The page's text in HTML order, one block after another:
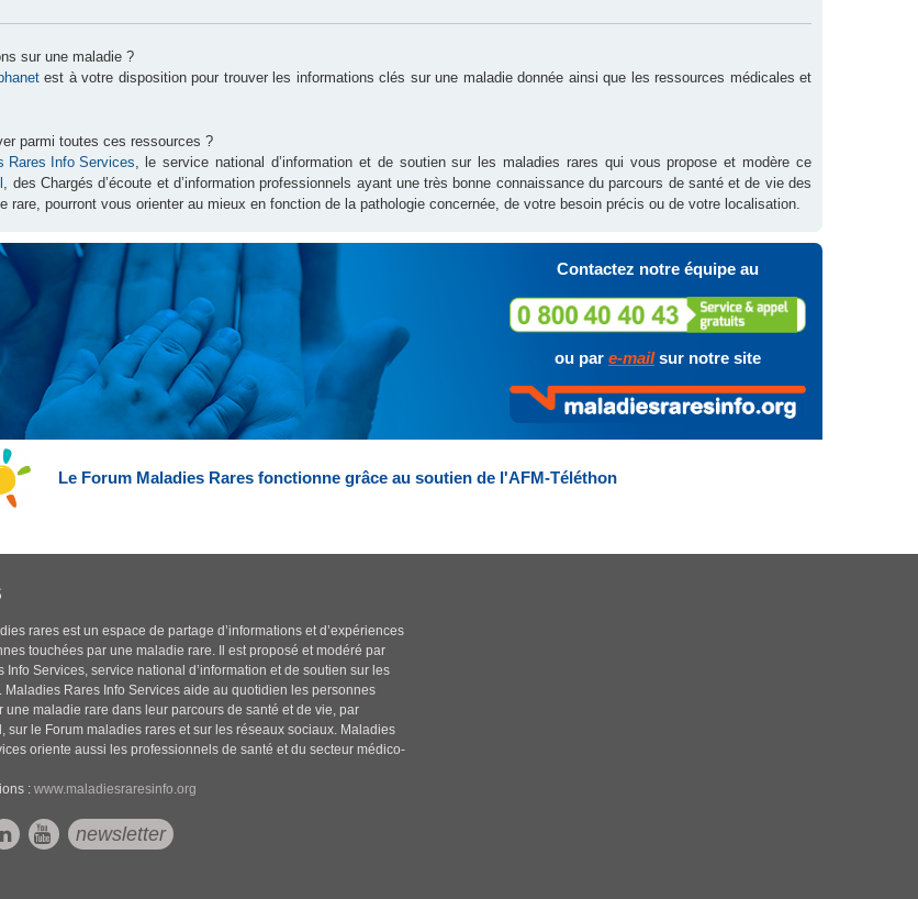
sur une maladie ?
est à votre disposition pour trouver les informations clés sur une maladie donnée ainsi que les ressources médicales et
parmi toutes ces ressources ?
Rares Info Services, le service national d’information et de soutien sur les maladies rares qui vous propose et modère ce
, des Chargés d’écoute et d’information professionnels ayant une très bonne connaissance du parcours de santé et de vie des
rare, pourront vous orienter au mieux en fonction de la pathologie concernée, de votre besoin précis ou de votre localisation.
Contactez notre équipe au
ou par e-mailsur notre site
Le Forum Maladies Rares fonctionne grâce au soutien de l'AFM-Téléthon
rares est un espace de partage d’informations et d’expériences
touchées par une maladie rare. Il est proposé et modéré par
Info Services, service national d’information et de soutien sur les
Maladies Rares Info Services aide au quotidien les personnes
une maladie rare dans leur parcours de santé et de vie, par
sur le Forum maladies rares et sur les réseaux sociaux. Maladies
oriente aussi les professionnels de santé et du secteur médico-
:www.maladiesraresinfo.org
newsletter